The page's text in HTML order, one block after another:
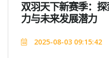
双羽天下新赛季：
力与未来发展潜力
2025-08-03 09:15:42